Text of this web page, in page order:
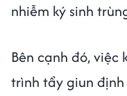
nhiễm ký sinh
Bên cạnh đó,
trình tẩy giun